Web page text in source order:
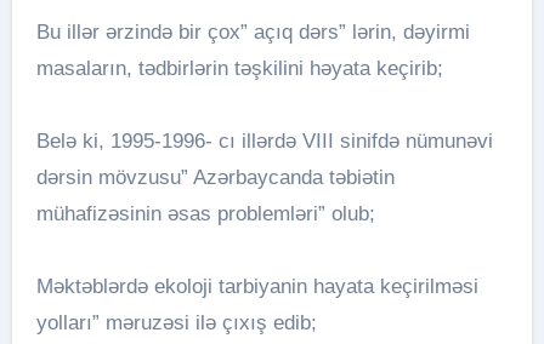
Bu illər ərzində bir çox” açıq dərs” lərin, dəyirmi
masaların, tədbirlərin təşkilini həyata keçirib;
Belə ki, 1995-1996- cı illərdə VIII sinifdə nümunəvi
dərsin mövzusu” Azərbaycanda təbiətin
mühafizəsinin əsas problemləri” olub;
Məktəblərdə ekoloji tarbiyanin hayata keçirilməsi
yolları” məruzəsi ilə çıxış edib;